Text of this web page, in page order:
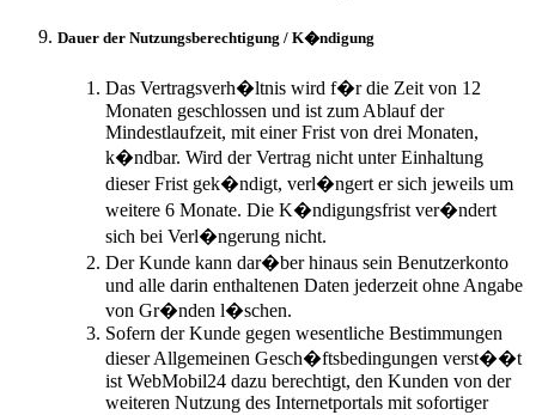
Dauer der Nutzungsberechtigung / K�ndigung
Das Vertragsverh�ltnis wird f�r die Zeit von 12
Monaten geschlossen und ist zum Ablauf der
Mindestlaufzeit, mit einer Frist von drei Monaten,
k�ndbar. Wird der Vertrag nicht unter Einhaltung
dieser Frist gek�ndigt, verl�ngert er sich jeweils um
weitere 6 Monate. Die K�ndigungsfrist ver�ndert
sich bei Verl�ngerung nicht.
Der Kunde kann dar�ber hinaus sein Benutzerkonto
und alle darin enthaltenen Daten jederzeit ohne Angabe
von Gr�nden l�schen.
Sofern der Kunde gegen wesentliche Bestimmungen
dieser Allgemeinen Gesch�ftsbedingungen verst��t
ist WebMobil24 dazu berechtigt, den Kunden von der
weiteren Nutzung des Internetportals mit sofortiger